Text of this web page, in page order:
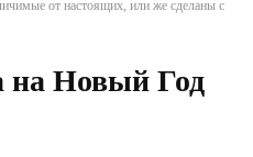
от настоящих, или же сделаны с
на Новый Год